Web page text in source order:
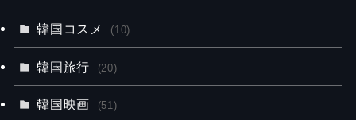
韓国コスメ (10)
韓国旅行 (20)
韓国映画 (51)